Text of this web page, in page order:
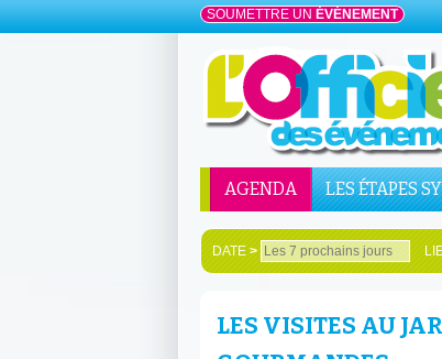
SOUMETTRE UN ÉVÉNEMENT
AGENDA LES ÉTAPES
DATE>
LES VISITES AU